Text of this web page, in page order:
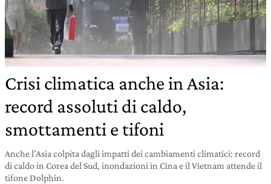
Crisi climatica anche in Asia:
record assoluti di caldo,
smottamenti e tifoni
Anche l’Asia colpita dagli impatti dei cambiamenti climatici: record
di caldo in Corea del Sud, inondazioni in Cina e il Vietnam attende il
tifone Dolphin.